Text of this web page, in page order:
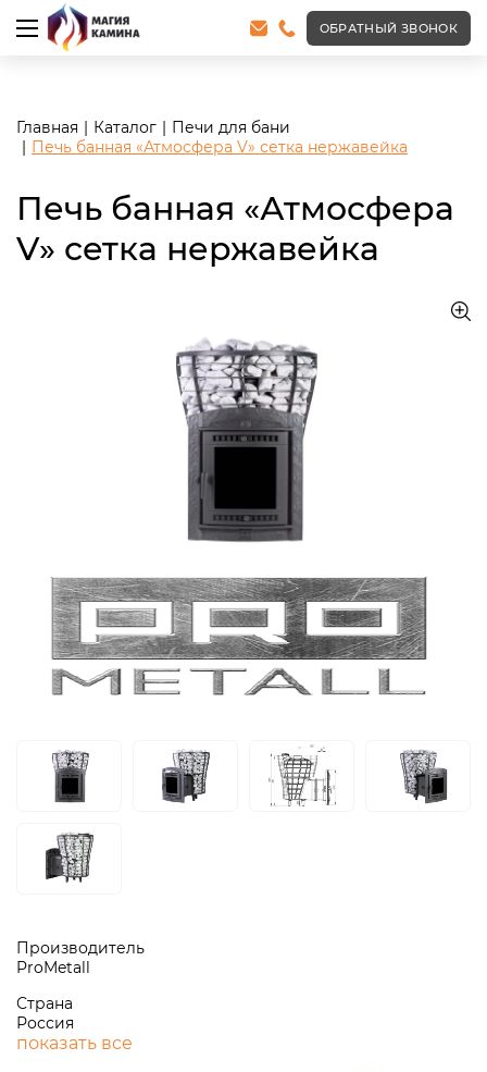
<meta name="robots" content="noindex, follow"/>
ОБРАТНЫЙ ЗВОНОК
Главная Каталог
Печи для бани
Печь банная «Атмосфера V» сетка нержавейка
Печь банная «Атмосфера
V» сетка нержавейка
Производитель
ProMetall
Страна
Россия
показать все